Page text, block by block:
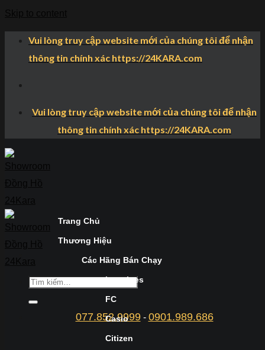
Vui lòng truy cập website mới của chúng tôi để nhận
thông tin chính xác https://24KARA.com
Vui lòng truy cập website mới của chúng tôi để nhận
thông tin chính xác https://24KARA.com
077.852.9999- 0901.989.686
Trang Chủ
Thương Hiệu
Các Hãng Bán Chạy
Longines
FC
Casio
Citizen